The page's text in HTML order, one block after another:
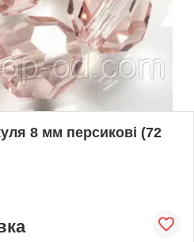
8 мм персикові (72